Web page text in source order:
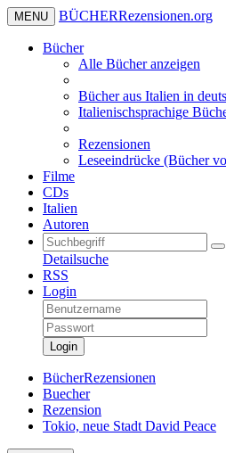
MENU BÜCHERRezensionen.org
Bücher
Alle Bücher anzeigen
Bücher aus Italien in
Italienischsprachige
Rezensionen
Leseeindrücke (Bücher
Filme
CDs
Italien
Autoren
Detailsuche
RSS
Login
Login
BücherRezensionen
Buecher
Rezension
Tokio, neue Stadt David Peace